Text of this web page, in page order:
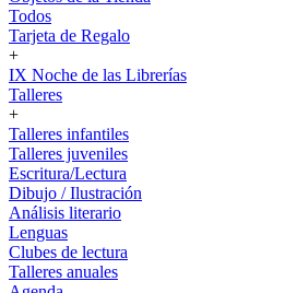
Todos
Tarjeta de Regalo
+
IX Noche de las Librerías
Talleres
+
Talleres infantiles
Talleres juveniles
Escritura/Lectura
Dibujo / Ilustración
Análisis literario
Lenguas
Clubes de lectura
Talleres anuales